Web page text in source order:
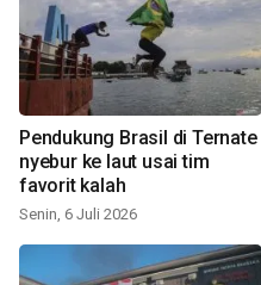
Pendukung Brasil di Ternate
nyebur ke laut usai tim
favorit kalah
Senin, 6 Juli 2026